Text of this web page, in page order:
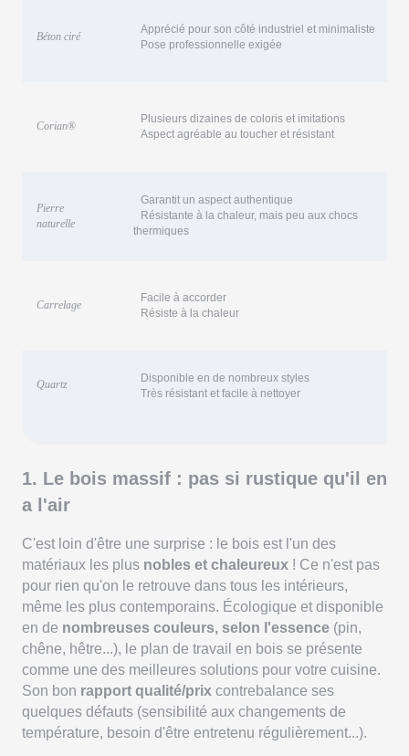
Béton ciré
Apprécié pour son côté industriel et minimaliste
Pose professionnelle exigée
Corian®
Plusieurs dizaines de coloris et imitations
Aspect agréable au toucher et résistant
Pierre
naturelle
Garantit un aspect authentique
Résistante à la chaleur, mais peu aux chocs
thermiques
Carrelage
Facile à accorder
Résiste à la chaleur
Quartz
Disponible en de nombreux styles
Très résistant et facile à nettoyer
1. Le bois massif : pas si rustique qu'il en
a l'air
C'est loin d'être une surprise : le bois est l'un des
matériaux les plus nobles et chaleureux ! Ce n'est pas
pour rien qu'on le retrouve dans tous les intérieurs,
même les plus contemporains. Écologique et disponible
en de nombreuses couleurs, selon l'essence (pin,
chêne, hêtre...), le plan de travail en bois se présente
comme une des meilleures solutions pour votre cuisine.
Son bon rapport qualité/prix contrebalance ses
quelques défauts (sensibilité aux changements de
température, besoin d'être entretenu régulièrement...).